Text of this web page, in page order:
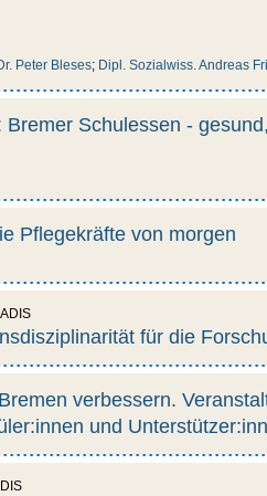
Peter Bleses; Dipl. Sozialwiss. Andreas
Bremer Schulessen -
Pflegekräfte von morgen
für die
verbessern.
und